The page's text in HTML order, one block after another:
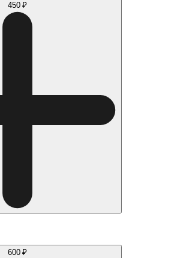
450 ₽
600 ₽